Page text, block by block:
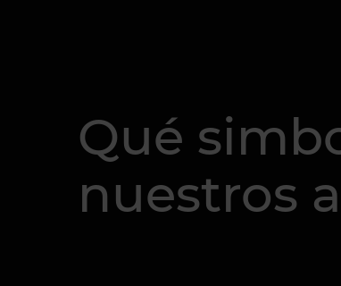
Qué
nuestros